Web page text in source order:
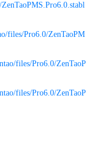
files/Pro6.0/ZenTaoPM
files/Pro6.0/ZenTaoP
files/Pro6.0/ZenTaoP